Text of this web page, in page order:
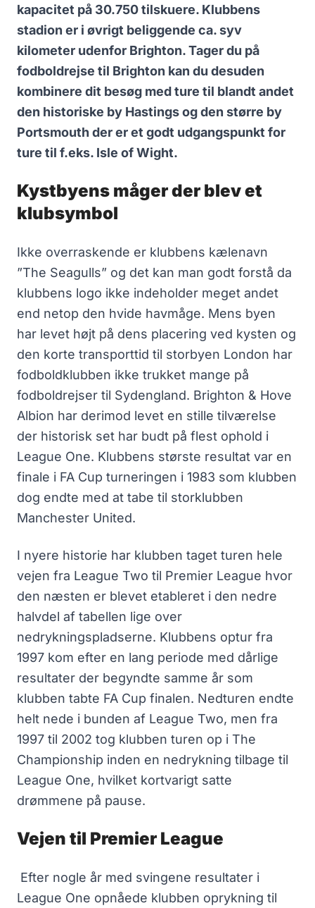
kapacitet på 30.750 tilskuere. Klubbens
stadion er i øvrigt beliggende ca. syv
kilometer udenfor Brighton. Tager du på
fodboldrejse til Brighton kan du desuden
kombinere dit besøg med ture til blandt andet
den historiske by Hastings og den større by
Portsmouth der er et godt udgangspunkt for
ture til f.eks. Isle of Wight.
Kystbyens måger der blev et
klubsymbol
Ikke overraskende er klubbens kælenavn
”The Seagulls” og det kan man godt forstå da
klubbens logo ikke indeholder meget andet
end netop den hvide havmåge. Mens byen
har levet højt på dens placering ved kysten og
den korte transporttid til storbyen London har
fodboldklubben ikke trukket mange på
fodboldrejser til Sydengland. Brighton & Hove
Albion har derimod levet en stille tilværelse
der historisk set har budt på flest ophold i
League One. Klubbens største resultat var en
finale i FA Cup turneringen i 1983 som klubben
dog endte med at tabe til storklubben
Manchester United.
I nyere historie har klubben taget turen hele
vejen fra League Two til Premier League hvor
den næsten er blevet etableret i den nedre
halvdel af tabellen lige over
nedrykningspladserne. Klubbens optur fra
1997 kom efter en lang periode med dårlige
resultater der begyndte samme år som
klubben tabte FA Cup finalen. Nedturen endte
helt nede i bunden af League Two, men fra
1997 til 2002 tog klubben turen op i The
Championship inden en nedrykning tilbage til
League One, hvilket kortvarigt satte
drømmene på pause.
Vejen til Premier League
Efter nogle år med svingene resultater i
League One opnåede klubben oprykning til